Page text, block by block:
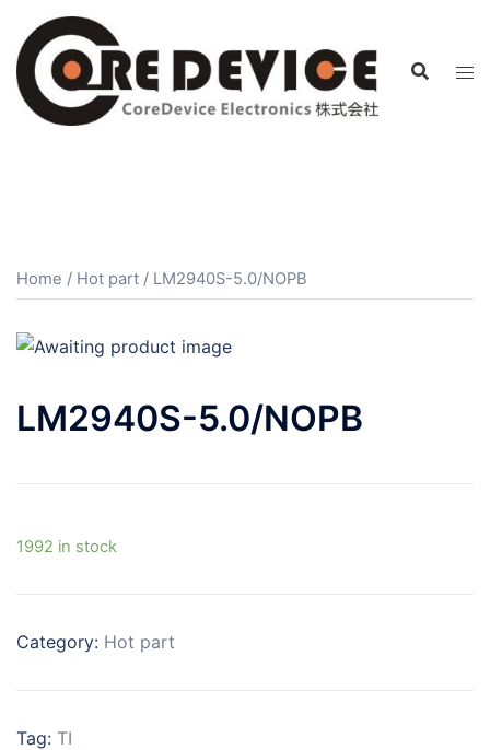
Home / Hot part / LM2940S-5.0/NOPB
LM2940S-5.0/NOPB
1992 in stock
Category: Hot part
Tag: TI